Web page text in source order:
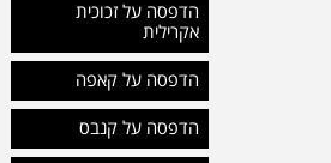
הדפסה על זכוכית
אקרילית
הדפסה על קאפה
הדפסה על קנבס